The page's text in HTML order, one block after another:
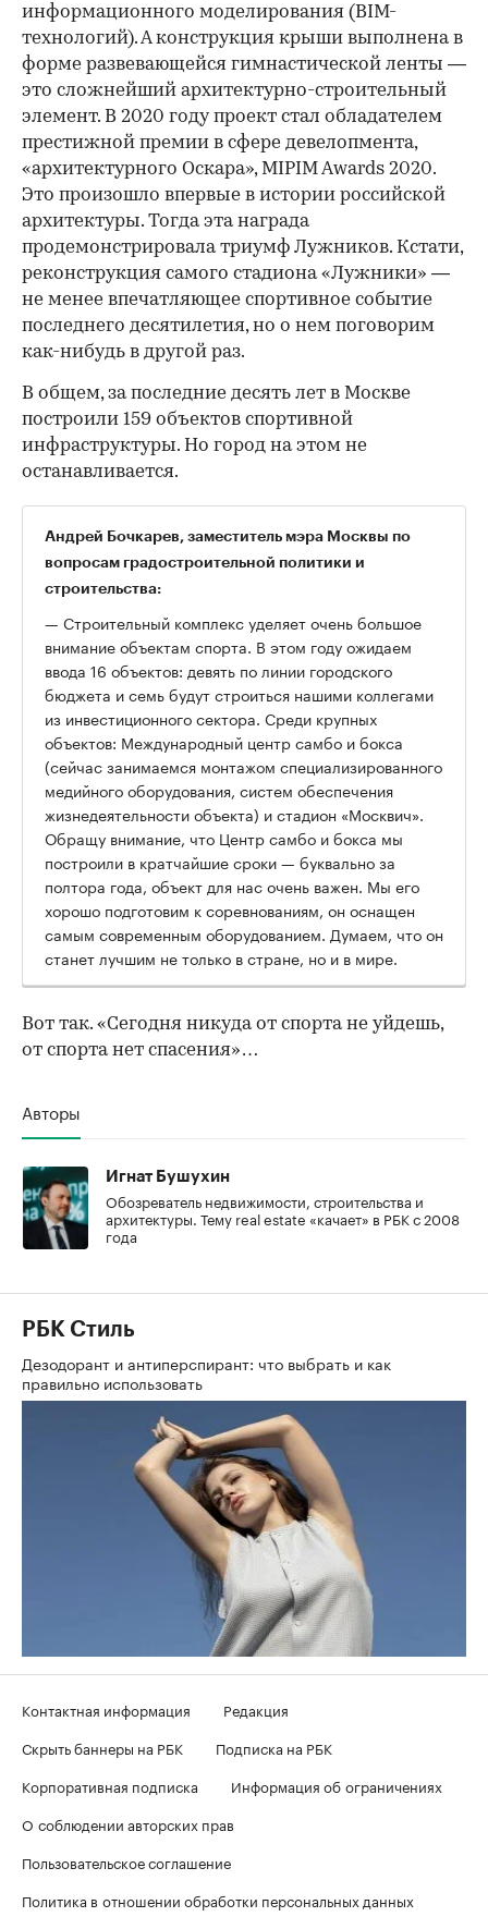
информационного моделирования (BIM-
технологий). А конструкция крыши выполнена в
форме развевающейся гимнастической ленты —
это сложнейший архитектурно-строительный
элемент. В 2020 году проект стал обладателем
престижной премии в сфере девелопмента,
«архитектурного Оскара», MIPIM Awards 2020.
Это произошло впервые в истории российской
архитектуры. Тогда эта награда
продемонстрировала триумф Лужников. Кстати,
реконструкция самого стадиона «Лужники» —
не менее впечатляющее спортивное событие
последнего десятилетия, но о нем поговорим
как-нибудь в другой раз.
В общем, за последние десять лет в Москве
построили 159 объектов спортивной
инфраструктуры. Но город на этом не
останавливается.
Андрей Бочкарев, заместитель мэра Москвы по
вопросам градостроительной политики и
строительства:
— Строительный комплекс уделяет очень большое
внимание объектам спорта. В этом году ожидаем
ввода 16 объектов: девять по линии городского
бюджета и семь будут строиться нашими коллегами
из инвестиционного сектора. Среди крупных
объектов: Международный центр самбо и бокса
(сейчас занимаемся монтажом специализированного
медийного оборудования, систем обеспечения
жизнедеятельности объекта) и стадион «Москвич».
Обращу внимание, что Центр самбо и бокса мы
построили в кратчайшие сроки — буквально за
полтора года, объект для нас очень важен. Мы его
хорошо подготовим к соревнованиям, он оснащен
самым современным оборудованием. Думаем, что он
станет лучшим не только в стране, но и в мире.
Вот так. «Сегодня никуда от спорта не уйдешь,
от спорта нет спасения»…
Авторы
Игнат Бушухин
Обозреватель недвижимости, строительства и
архитектуры. Тему real estate «качает» в РБК с 2008
года
РБК Стиль
Дезодорант и антиперспирант: что выбрать и как
правильно использовать
Контактная информация
Редакция
Скрыть баннеры на РБК
Подписка на РБК
Корпоративная подписка
Информация об ограничениях
О соблюдении авторских прав
Пользовательское соглашение
Политика в отношении обработки персональных данных